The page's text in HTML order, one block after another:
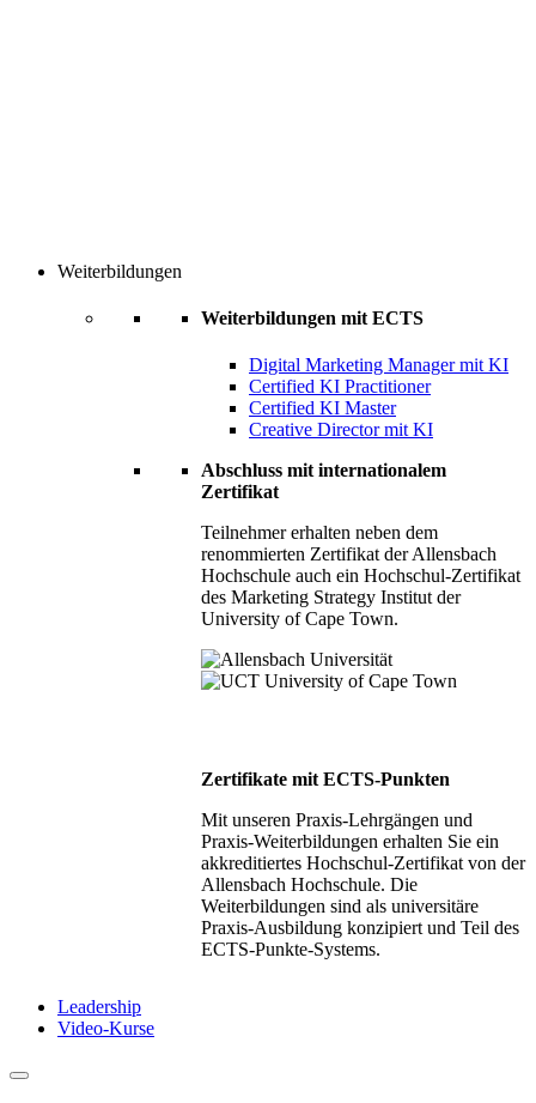
Weiterbildungen
Weiterbildungen mit ECTS
Digital Marketing Manager mit KI
Certified KI Practitioner
Certified KI Master
Creative Director mit KI
Abschluss mit internationalem
Zertifikat
Teilnehmer erhalten neben dem
renommierten Zertifikat der Allensbach
Hochschule auch ein Hochschul-Zertifikat
des Marketing Strategy Institut der
University of Cape Town.
Zertifikate mit ECTS-Punkten
Mit unseren Praxis-Lehrgängen und
Praxis-Weiterbildungen erhalten Sie ein
akkreditiertes Hochschul-Zertifikat von der
Allensbach Hochschule. Die
Weiterbildungen sind als universitäre
Praxis-Ausbildung konzipiert und Teil des
ECTS-Punkte-Systems.
Leadership
Video-Kurse